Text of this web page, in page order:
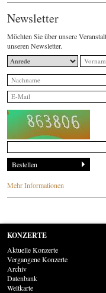
Newsletter
Möchten Sie über unsere
unseren Newsletter.
Mehr Informationen
KONZERTE
Aktuelle Konzerte
Vergangene Konzerte
Archiv
Datenbank
Weltkarte